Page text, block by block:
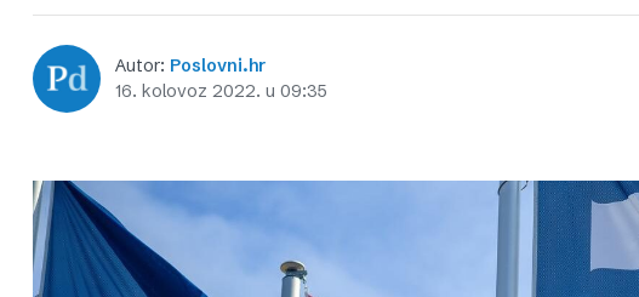
Autor: Poslovni.hr
16. kolovoz 2022. u 09:35